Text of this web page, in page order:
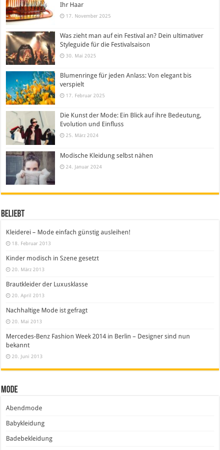
Ihr Haar
17. November 2025
Was zieht man auf ein Festival an? Dein ultimativer
Styleguide für die Festivalsaison
30. Mai 2025
Blumenringe für jeden Anlass: Von elegant bis
verspielt
17. Februar 2025
Die Kunst der Mode: Ein Blick auf ihre Bedeutung,
Evolution und Einfluss
25. März 2024
Modische Kleidung selbst nähen
24. Januar 2024
Beliebt
Kleiderei – Mode einfach günstig ausleihen!
18. Februar 2013
Kinder modisch in Szene gesetzt
20. März 2013
Brautkleider der Luxusklasse
20. April 2013
Nachhaltige Mode ist gefragt
20. Mai 2013
Mercedes-Benz Fashion Week 2014 in Berlin – Designer sind nun
bekannt
20. Juni 2013
Mode
Abendmode
Babykleidung
Badebekleidung